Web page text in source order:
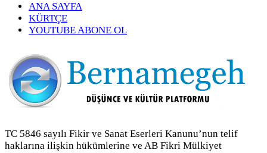
ANA SAYFA
KÜRTÇE
YOUTUBE ABONE OL
TC 5846 sayılı Fikir ve Sanat Eserleri Kanunu’nun telif
haklarına ilişkin hükümlerine ve AB Fikri Mülkiyet